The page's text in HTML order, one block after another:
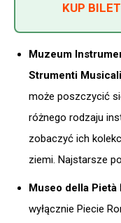
KUP
Muzeum
Strumenti
może poszczycić
różnego rodzaju
zobaczyć ich
ziemi. Najstarsze
Museo della Pietà
wyłącznie Piecie